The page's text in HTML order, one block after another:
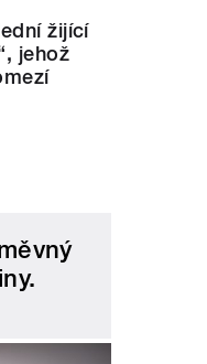
žijící
jehož